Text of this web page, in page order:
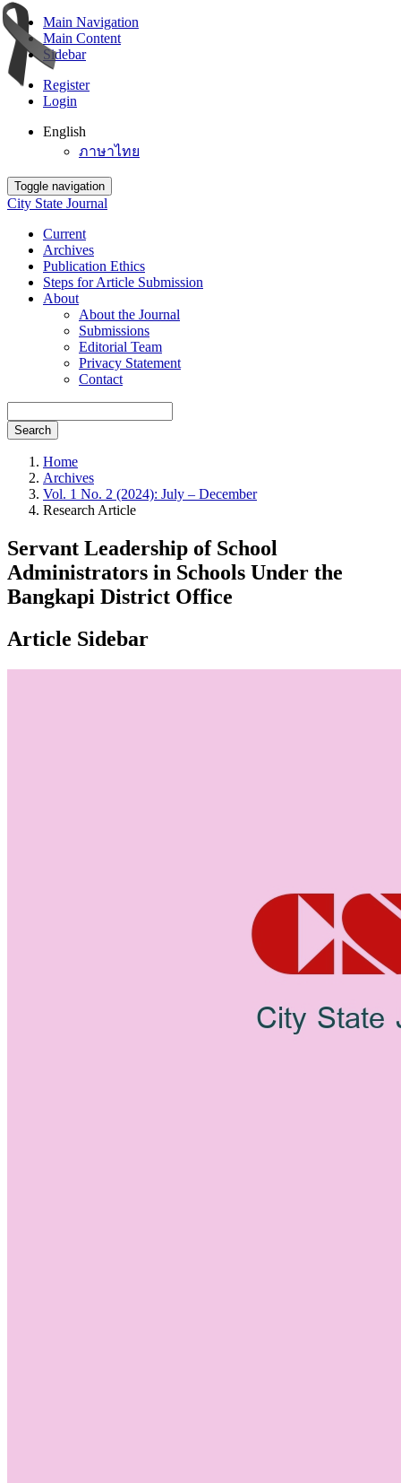
Main Navigation
Main Content
Sidebar
Register
Login
English
ภาษาไทย
Toggle navigation
City State Journal
Current
Archives
Publication Ethics
Steps for Article Submission
About
About the Journal
Submissions
Editorial Team
Privacy Statement
Contact
Search
Home
Archives
Vol. 1 No. 2 (2024): July – December
Research Article
Servant Leadership of School
Administrators in Schools Under the
Bangkapi District Office
Article Sidebar